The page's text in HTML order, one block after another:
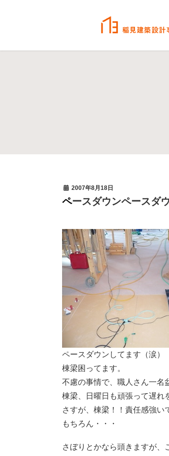
2007年8月18日
ペースダウンペースダ
ペースダウンしてます（涙）
棟梁困ってます。
不慮の事情で、職人さん一名
棟梁、日曜日も頑張って遅れ
さすが、棟梁！！責任感強い
もちろん・・・
さぼりとかなら頭きますが、